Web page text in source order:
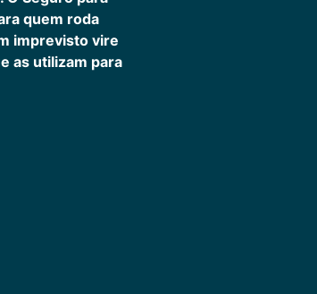
quem roda
imprevisto vire
as utilizam para